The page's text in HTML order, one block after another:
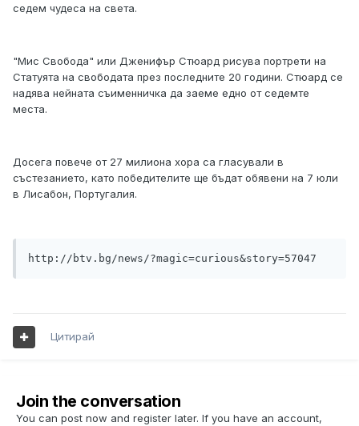
седем чудеса на света.
"Мис Свобода" или Дженифър Стюард рисува портрети на
Статуята на свободата през последните 20 години. Стюард се
надява нейната съименничка да заеме едно от седемте
места.
Досега повече от 27 милиона хора са гласували в
състезанието, като победителите ще бъдат обявени на 7 юли
в Лисабон, Португалия.
http://btv.bg/news/?magic=curious&story=57047
Цитирай
Join the conversation
You can post now and register later. If you have an account,